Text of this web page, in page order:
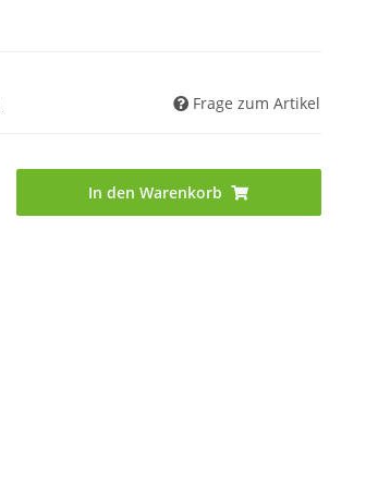
Frage zum Artikel
In den Warenkorb